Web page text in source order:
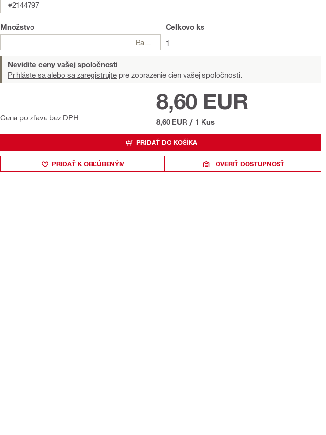
#2144797
Množstvo
Celkovo ks
1
Nevidíte ceny vašej spoločnosti
Prihláste sa alebo sa zaregistrujte pre zobrazenie cien vašej spoločnosti.
Cena po zľave bez DPH
8,60 EUR
8,60 EUR / 1 Kus
PRIDAŤ DO KOŠÍKA
PRIDAŤ K OBĽÚBENÝM OVERIŤ DOSTUPNOSŤ